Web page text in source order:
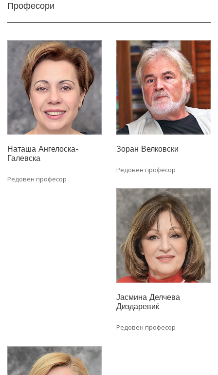
Професори
Наташа Ангелоска-
Галевска
Редовен професор
Зоран Велковски
Редовен професор
Јасмина Делчева
Диздаревиќ
Редовен професор